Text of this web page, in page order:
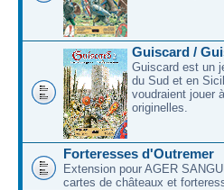
Guiscard /
Guiscard est un
du Sud et en
voudraient jouer
originelles.
Forteresses d'Outremer
Extension pour AGER
cartes de châteaux et